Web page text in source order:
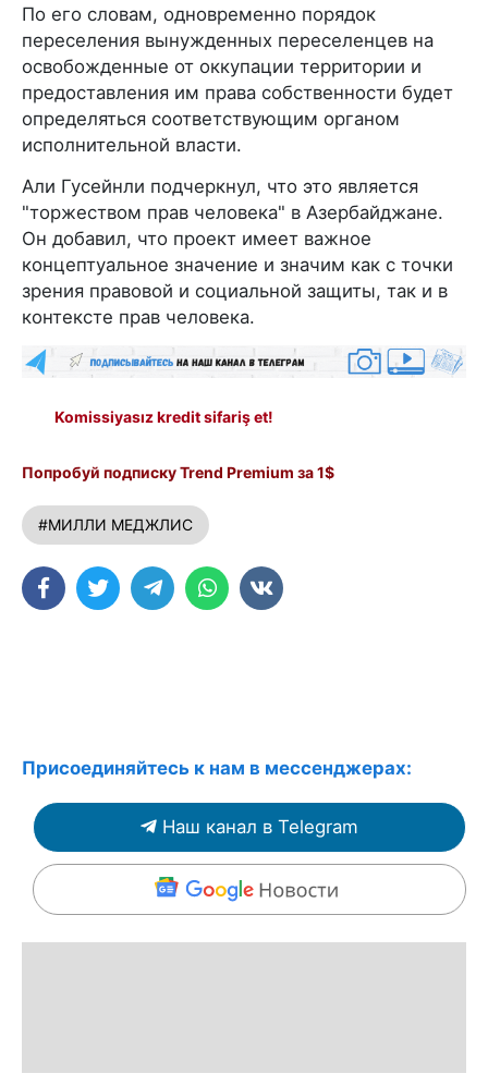
По его словам, одновременно порядок
переселения вынужденных переселенцев на
освобожденные от оккупации территории и
предоставления им права собственности будет
определяться соответствующим органом
исполнительной власти.
Али Гусейнли подчеркнул, что это является
"торжеством прав человека" в Азербайджане.
Он добавил, что проект имеет важное
концептуальное значение и значим как с точки
зрения правовой и социальной защиты, так и в
контексте прав человека.
Komissiyasız kredit sifariş et!
Попробуй подписку Trend Premium за 1$
#МИЛЛИ МЕДЖЛИС
Присоединяйтесь к нам в мессенджерах:
Наш канал в Telegram